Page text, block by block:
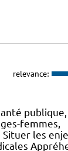
relevance:
femmes,
les